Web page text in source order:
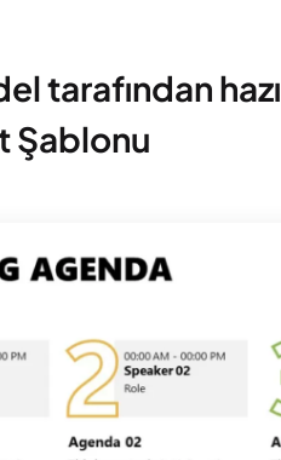
tarafından
Şablonu